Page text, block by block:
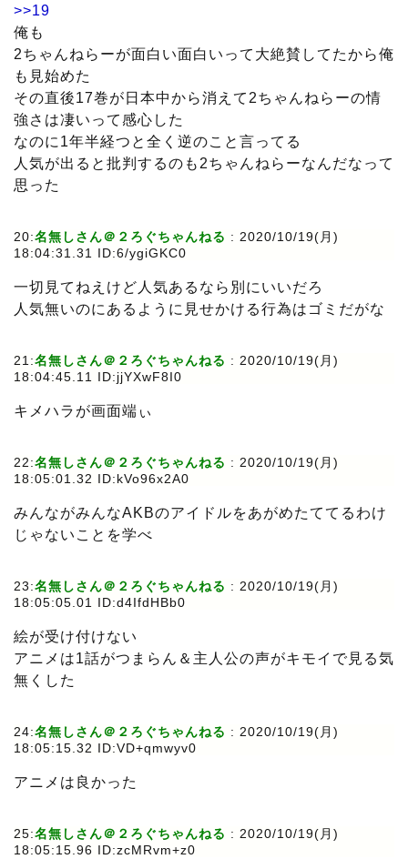
>>19
俺も
2ちゃんねらーが面白い面白いって大絶賛してたから俺
も見始めた
その直後17巻が日本中から消えて2ちゃんねらーの情
強さは凄いって感心した
なのに1年半経つと全く逆のこと言ってる
人気が出ると批判するのも2ちゃんねらーなんだなって
思った
20:名無しさん＠２ろぐちゃんねる : 2020/10/19(月)
18:04:31.31 ID:6/ygiGKC0
一切見てねえけど人気あるなら別にいいだろ
人気無いのにあるように見せかける行為はゴミだがな
21:名無しさん＠２ろぐちゃんねる : 2020/10/19(月)
18:04:45.11 ID:jjYXwF8I0
キメハラが画面端ぃ
22:名無しさん＠２ろぐちゃんねる : 2020/10/19(月)
18:05:01.32 ID:kVo96x2A0
みんながみんなAKBのアイドルをあがめたててるわけ
じゃないことを学べ
23:名無しさん＠２ろぐちゃんねる : 2020/10/19(月)
18:05:05.01 ID:d4IfdHBb0
絵が受け付けない
アニメは1話がつまらん＆主人公の声がキモイで見る気
無くした
24:名無しさん＠２ろぐちゃんねる : 2020/10/19(月)
18:05:15.32 ID:VD+qmwyv0
アニメは良かった
25:名無しさん＠２ろぐちゃんねる : 2020/10/19(月)
18:05:15.96 ID:zcMRvm+z0